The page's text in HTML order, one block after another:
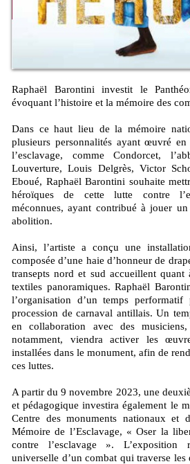
Raphaël Barontini investit le Panthéon avec une exposition
évoquant l’histoire et la mémoire des
Dans ce haut lieu de la mémoire
plusieurs personnalités ayant œuvré
l’esclavage, comme Condorcet,
Louverture, Louis Delgrès, Victor
Eboué, Raphaël Barontini souhaite
héroïques de cette lutte contre
méconnues, ayant contribué à jouer
abolition.
Ainsi, l’artiste a conçu une
composée d’une haie d’honneur de
transepts nord et sud accueillent
textiles panoramiques. Raphaël
l’organisation d’un temps
procession de carnaval antillais. Un
en collaboration avec des musiciens,
notamment, viendra activer les
installées dans le monument, afin de
ces luttes.
A partir du 9 novembre 2023, une
et pédagogique investira également le
Centre des monuments nationaux et
Mémoire de l’Esclavage, « Oser la
contre l’esclavage ». L’exposition
universelle d’un combat qui traverse les